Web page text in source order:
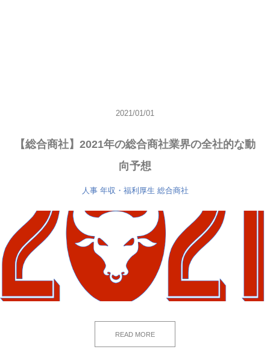
2021/01/01
【総合商社】2021年の総合商社業界の全社的な動
向予想
人事 年収・福利厚生 総合商社
READ MORE